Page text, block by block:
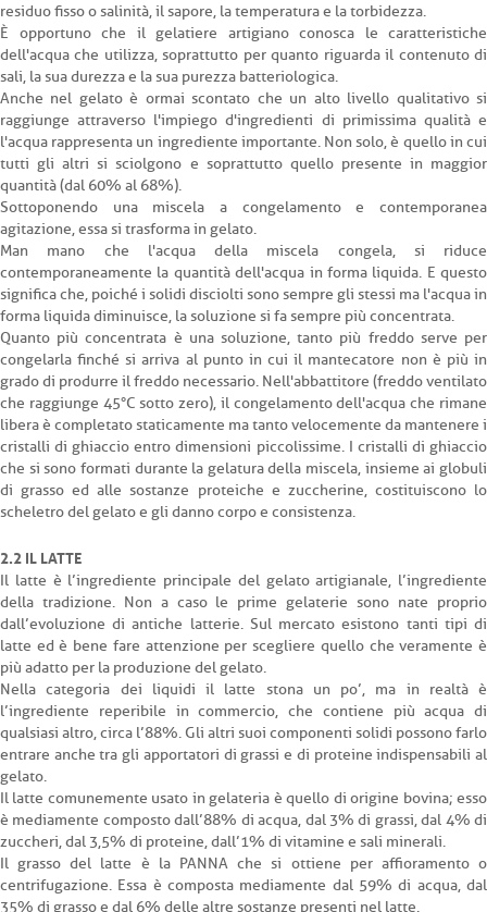
residuo fisso o salinità, il sapore, la temperatura e la torbidezza.
È opportuno che il gelatiere artigiano conosca le caratteristiche
dell'acqua che utilizza, soprattutto per quanto riguarda il contenuto di
sali, la sua durezza e la sua purezza batteriologica.
Anche nel gelato è ormai scontato che un alto livello qualitativo si
raggiunge attraverso l'impiego d'ingredienti di primissima qualità e
l'acqua rappresenta un ingrediente importante. Non solo, è quello in cui
tutti gli altri si sciolgono e soprattutto quello presente in maggior
quantità (dal 60% al 68%).
Sottoponendo una miscela a congelamento e contemporanea
agitazione, essa si trasforma in gelato.
Man mano che l'acqua della miscela congela, si riduce
contemporaneamente la quantità dell'acqua in forma liquida. E questo
significa che, poiché i solidi disciolti sono sempre gli stessi ma l'acqua in
forma liquida diminuisce, la soluzione si fa sempre più concentrata.
Quanto più concentrata è una soluzione, tanto più freddo serve per
congelarla finché si arriva al punto in cui il mantecatore non è più in
grado di produrre il freddo necessario. Nell'abbattitore (freddo ventilato
che raggiunge 45°C sotto zero), il congelamento dell'acqua che rimane
libera è completato staticamente ma tanto velocemente da mantenere i
cristalli di ghiaccio entro dimensioni piccolissime. I cristalli di ghiaccio
che si sono formati durante la gelatura della miscela, insieme ai globuli
di grasso ed alle sostanze proteiche e zuccherine, costituiscono lo
scheletro del gelato e gli danno corpo e consistenza.
2.2 IL LATTE
Il latte è l’ingrediente principale del gelato artigianale, l’ingrediente
della tradizione. Non a caso le prime gelaterie sono nate proprio
dall’evoluzione di antiche latterie. Sul mercato esistono tanti tipi di
latte ed è bene fare attenzione per scegliere quello che veramente è
più adatto per la produzione del gelato.
Nella categoria dei liquidi il latte stona un po’, ma in realtà è
l’ingrediente reperibile in commercio, che contiene più acqua di
qualsiasi altro, circa l’88%. Gli altri suoi componenti solidi possono farlo
entrare anche tra gli apportatori di grassi e di proteine indispensabili al
gelato.
Il latte comunemente usato in gelateria è quello di origine bovina; esso
è mediamente composto dall’88% di acqua, dal 3% di grassi, dal 4% di
zuccheri, dal 3,5% di proteine, dall’1% di vitamine e sali minerali.
Il grasso del latte è la PANNA che si ottiene per affioramento o
centrifugazione. Essa è composta mediamente dal 59% di acqua, dal
35% di grasso e dal 6% delle altre sostanze presenti nel latte.